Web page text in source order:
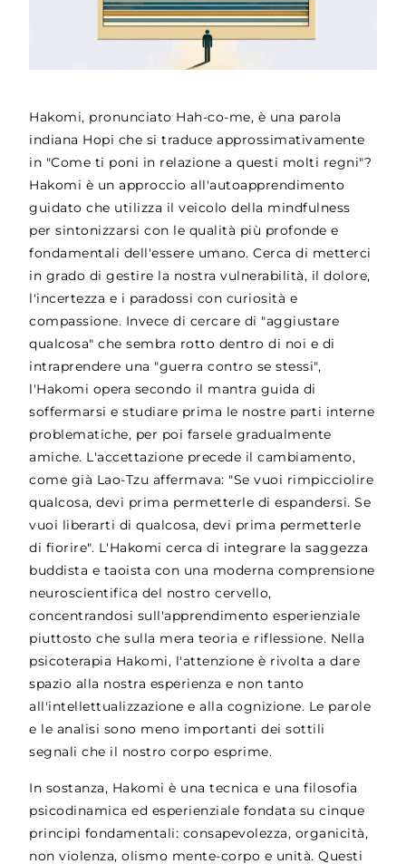
Hakomi, pronunciato Hah-co-me, è una parola
indiana Hopi che si traduce approssimativamente
in "Come ti poni in relazione a questi molti regni"?
Hakomi è un approccio all'autoapprendimento
guidato che utilizza il veicolo della mindfulness
per sintonizzarsi con le qualità più profonde e
fondamentali dell'essere umano. Cerca di metterci
in grado di gestire la nostra vulnerabilità, il dolore,
l'incertezza e i paradossi con curiosità e
compassione. Invece di cercare di "aggiustare
qualcosa" che sembra rotto dentro di noi e di
intraprendere una "guerra contro se stessi",
l'Hakomi opera secondo il mantra guida di
soffermarsi e studiare prima le nostre parti interne
problematiche, per poi farsele gradualmente
amiche. L'accettazione precede il cambiamento,
come già Lao-Tzu affermava: "Se vuoi rimpicciolire
qualcosa, devi prima permetterle di espandersi. Se
vuoi liberarti di qualcosa, devi prima permetterle
di fiorire". L'Hakomi cerca di integrare la saggezza
buddista e taoista con una moderna comprensione
neuroscientifica del nostro cervello,
concentrandosi sull'apprendimento esperienziale
piuttosto che sulla mera teoria e riflessione. Nella
psicoterapia Hakomi, l'attenzione è rivolta a dare
spazio alla nostra esperienza e non tanto
all'intellettualizzazione e alla cognizione. Le parole
e le analisi sono meno importanti dei sottili
segnali che il nostro corpo esprime.
In sostanza, Hakomi è una tecnica e una filosofia
psicodinamica ed esperienziale fondata su cinque
principi fondamentali: consapevolezza, organicità,
non violenza, olismo mente-corpo e unità. Questi